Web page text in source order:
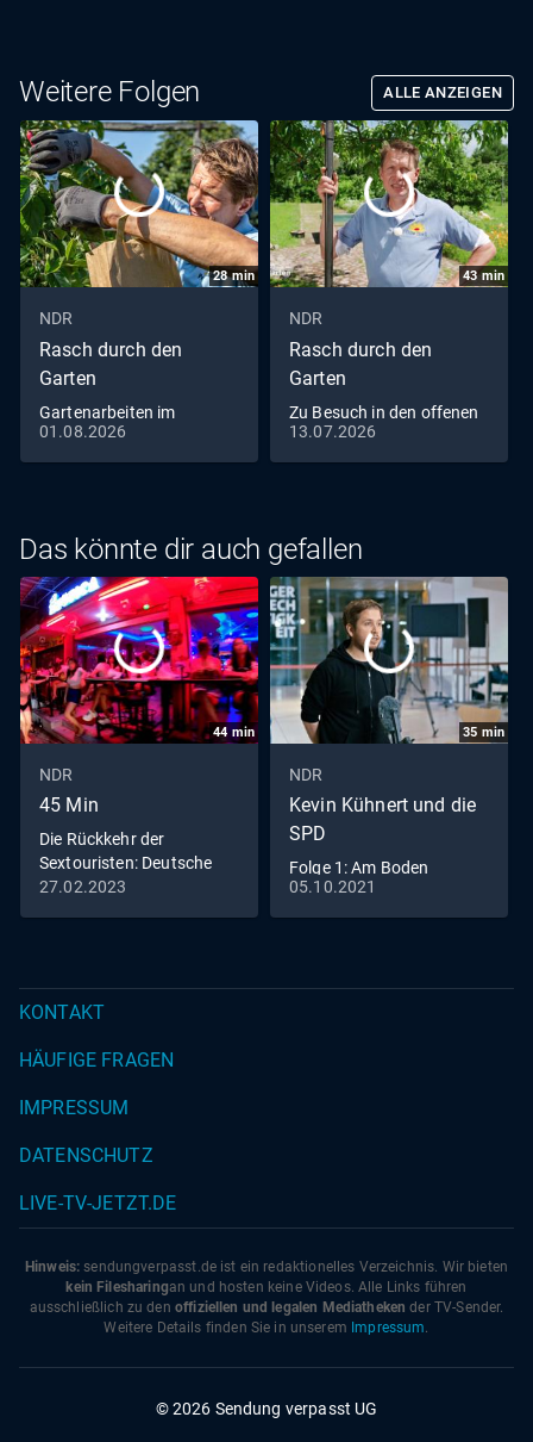
Weitere Folgen ALLE ANZEIGEN
28min
NDR
Rasch durch den
Garten
Gartenarbeiten im
Hochsommer
01.08.2026
43min
NDR
Rasch durch den
Garten
Zu Besuch in den offenen
Gärten
13.07.2026
Das könnte dir auch gefallen
44min
NDR
45 Min
Die Rückkehr der
Sextouristen: Deutsche
Männer im Rotlicht von
27.02.2023
35 min
NDR
Kevin Kühnert und die
SPD
Folge 1: Am Boden
(S01/E01)
05.10.2021
KONTAKT
HÄUFIGE FRAGEN
IMPRESSUM
DATENSCHUTZ
LIVE-TV-JETZT.DE
Hinweis: sendungverpasst.de ist ein redaktionelles Verzeichnis. Wir bieten
kein Filesharingan und hosten keine Videos. Alle Links führen
ausschließlich zu den offiziellen und legalen Mediatheken der TV-Sender.
Weitere Details finden Sie in unserem Impressum.
© 2026 Sendung verpasst UG